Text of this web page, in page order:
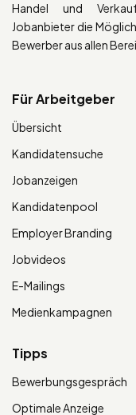
Handel und
Jobanbieter die
Bewerber aus allen
Für Arbeitgeber
Übersicht
Kandidatensuche
Jobanzeigen
Kandidatenpool
Employer Branding
Jobvideos
E-Mailings
Medienkampagnen
Tipps
Bewerbungsgespräch
Optimale Anzeige